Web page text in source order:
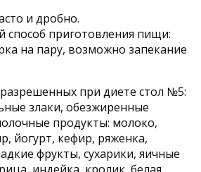
и дробно.
приготовления пищи:
на пару, возможно запекание
при диете стол №5:
злаки, обезжиренные
продукты: молоко,
йогурт, кефир, ряженка,
фрукты, сухарики, яичные